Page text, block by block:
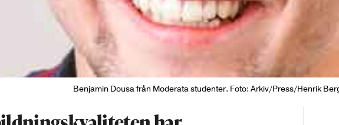
Benjamin Dousa från Moderata studenter. Foto: Arkiv/Press/Henrik